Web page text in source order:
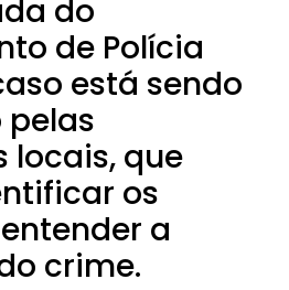
do
de Polícia
está sendo
locais, que
os
a
crime.